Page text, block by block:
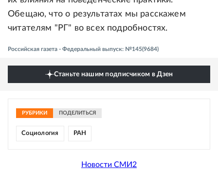
Обещаю, что о результатах мы расскажем
читателям "РГ" во всех подробностях.
Российская газета - Федеральный выпуск: №145(9684)
Станьте нашим подписчиком в Дзен
РУБРИКИ ПОДЕЛИТЬСЯ
Социология РАН
Новости СМИ2